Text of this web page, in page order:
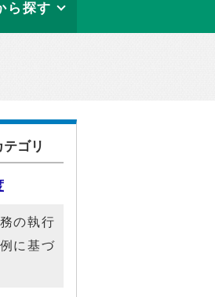
ら探す
ゴリ
の執行
に基づ